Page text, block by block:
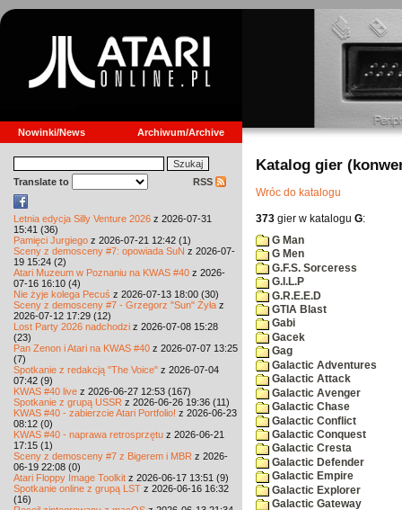
Nowinki/News Archiwum/Archive
Translate to RSS
Letnia edycja Silly Venture 2026 z 2026-07-31
15:41 (36)
Pamięci Jurgiego z 2026-07-21 12:42 (1)
Sceny z demosceny #7: opowiada SuN z 2026-07-
19 15:24 (2)
Atari Muzeum w Poznaniu na KWAS #40 z 2026-
07-16 16:10 (4)
Nie żyje kolega Pecuś z 2026-07-13 18:00 (30)
Sceny z demosceny #7 - Grzegorz "Sun" Żyła z
2026-07-12 17:29 (12)
Lost Party 2026 nadchodzi z 2026-07-08 15:28
(23)
Pan Zenon i Atari na KWAS #40 z 2026-07-07 13:25
(7)
Spotkanie z redakcją "The Voice" z 2026-07-04
07:42 (9)
KWAS #40 live z 2026-06-27 12:53 (167)
Spotkanie z grupą USSR z 2026-06-26 19:36 (11)
KWAS #40 - zabierzcie Atari Portfolio! z 2026-06-23
08:12 (0)
KWAS #40 - naprawa retrosprzętu z 2026-06-21
17:15 (1)
Sceny z demosceny #7 z Bigerem i MBR z 2026-
06-19 22:08 (0)
Atari Floppy Image Toolkit z 2026-06-17 13:51 (9)
Spotkanie online z grupą LST z 2026-06-16 16:32
(16)
Katalog gier
Wróc do katalogu
373 gier w katalogu G:
G Man
G Men
G.F.S. Sorceress
G.I.L.P
G.R.E.E.D
GTIA Blast
Gabi
Gacek
Gag
Galactic Adventures
Galactic Attack
Galactic Avenger
Galactic Chase
Galactic Conflict
Galactic Conquest
Galactic Cresta
Galactic Defender
Galactic Empire
Galactic Explorer
Galactic Gateway